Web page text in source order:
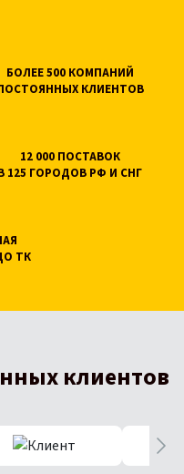
БОЛЕЕ 500 КОМПАНИЙ
КЛИЕНТОВ
12 000 ПОСТАВОК
125 ГОРОДОВ РФ И СНГ
ТК
клиентов